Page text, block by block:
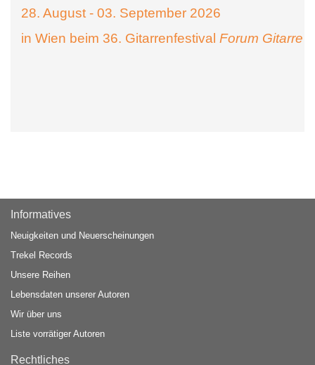
28. August - 03. September 2026
in Wien beim 36. Gitarrenfestival Forum Gitarre
Informatives
Neuigkeiten und Neuerscheinungen
Trekel Records
Unsere Reihen
Lebensdaten unserer Autoren
Wir über uns
Liste vorrätiger Autoren
Rechtliches